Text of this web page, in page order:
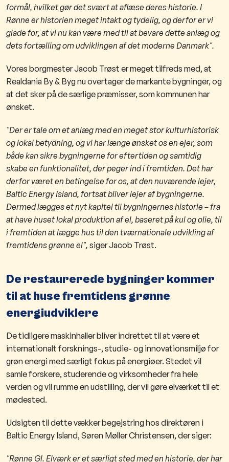
formål, hvilket gør det svært at aflæse deres historie. I
Rønne er historien meget intakt og tydelig, og derfor er vi
glade for, at vi nu kan være med til at bevare dette anlæg og
dets fortælling om udviklingen af det moderne Danmark".
Vores borgmester Jacob Trøst er meget tilfreds med, at
Realdania By & Byg nu overtager de markante bygninger, og
at det sker på de særlige præmisser, som kommunen har
ønsket.
"Der er tale om et anlæg med en meget stor kulturhistorisk
og lokal betydning, og vi har længe ønsket os en ejer, som
både kan sikre bygningerne for eftertiden og samtidig
skabe en funktionalitet, der peger ind i fremtiden. Det har
derfor været en betingelse for os, at den nuværende lejer,
Baltic Energy Island, fortsat bliver lejer af bygningerne.
Dermed lægges et nyt kapitel til bygningernes historie – fra
at have huset lokal produktion af el, baseret på kul og olie, til
i fremtiden at lægge hus til den tværnationale udvikling af
fremtidens grønne el", siger Jacob Trøst.
De restaurerede bygninger kommer
til at huse fremtidens grønne
energiudviklere
De tidligere maskinhaller bliver indrettet til at være et
internationalt forsknings-, studie- og innovationsmiljø for
grøn energi med særligt fokus på energiøer. Stedet vil
samle forskere, studerende og virksomheder fra hele
verden og vil rumme en udstilling, der vil gøre elværket til et
mødested.
Udsigten til dette vækker begejstring hos direktøren i
Baltic Energy Island, Søren Møller Christensen, der siger:
"Rønne Gl. Elværk er et særligt sted med en historie, der har